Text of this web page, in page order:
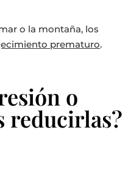
o la montaña, los
prematuro.
o
reducirlas?